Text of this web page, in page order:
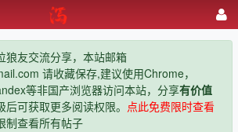
狼友交流分享，本站邮箱
请收藏保存,建议使用Chrome，
等非国产浏览器访问本站，分享有价值
可获取更多阅读权限。 点此免费限时查看
制查看所有帖子